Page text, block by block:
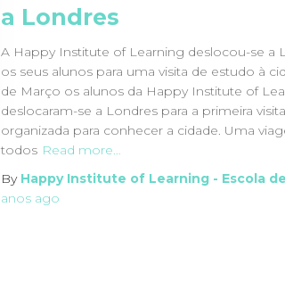
a Londres
A Happy Institute of Learning deslocou-se a
os seus alunos para uma visita de estudo à
de Março os alunos da Happy Institute of
deslocaram-se a Londres para a primeira
organizada para conhecer a cidade. Uma
todos Read more…
By Happy Institute of Learning - Escola
anos ago